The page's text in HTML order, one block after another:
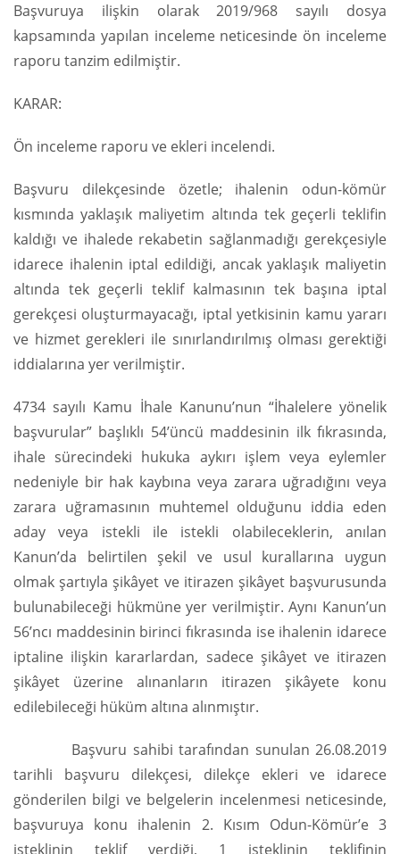
Başvuruya ilişkin olarak 2019/968 sayılı dosya
kapsamında yapılan inceleme neticesinde ön inceleme
raporu tanzim edilmiştir.
KARAR:
Ön inceleme raporu ve ekleri incelendi.
Başvuru dilekçesinde özetle; ihalenin odun-kömür
kısmında yaklaşık maliyetim altında tek geçerli teklifin
kaldığı ve ihalede rekabetin sağlanmadığı gerekçesiyle
idarece ihalenin iptal edildiği, ancak yaklaşık maliyetin
altında tek geçerli teklif kalmasının tek başına iptal
gerekçesi oluşturmayacağı, iptal yetkisinin kamu yararı
ve hizmet gerekleri ile sınırlandırılmış olması gerektiği
iddialarına yer verilmiştir.
4734 sayılı Kamu İhale Kanunu’nun “İhalelere yönelik
başvurular” başlıklı 54’üncü maddesinin ilk fıkrasında,
ihale sürecindeki hukuka aykırı işlem veya eylemler
nedeniyle bir hak kaybına veya zarara uğradığını veya
zarara uğramasının muhtemel olduğunu iddia eden
aday veya istekli ile istekli olabileceklerin, anılan
Kanun’da belirtilen şekil ve usul kurallarına uygun
olmak şartıyla şikâyet ve itirazen şikâyet başvurusunda
bulunabileceği hükmüne yer verilmiştir. Aynı Kanun’un
56’ncı maddesinin birinci fıkrasında ise ihalenin idarece
iptaline ilişkin kararlardan, sadece şikâyet ve itirazen
şikâyet üzerine alınanların itirazen şikâyete konu
edilebileceği hüküm altına alınmıştır.
Başvuru sahibi tarafından sunulan 26.08.2019
tarihli başvuru dilekçesi, dilekçe ekleri ve idarece
gönderilen bilgi ve belgelerin incelenmesi neticesinde,
başvuruya konu ihalenin 2. Kısım Odun-Kömür’e 3
isteklinin teklif verdiği, 1 isteklinin teklifinin